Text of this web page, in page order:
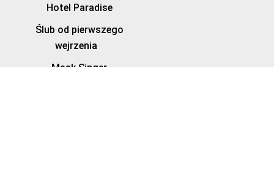
Hotel Paradise
Ślub od pierwszego
wejrzenia
Mask Singer